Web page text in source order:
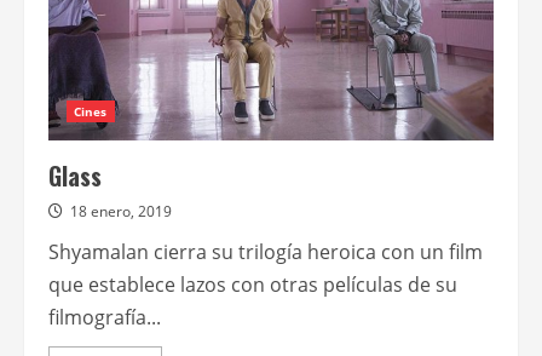
Cines
Glass
18 enero, 2019
Shyamalan cierra su trilogía heroica con un film
que establece lazos con otras películas de su
filmografía...